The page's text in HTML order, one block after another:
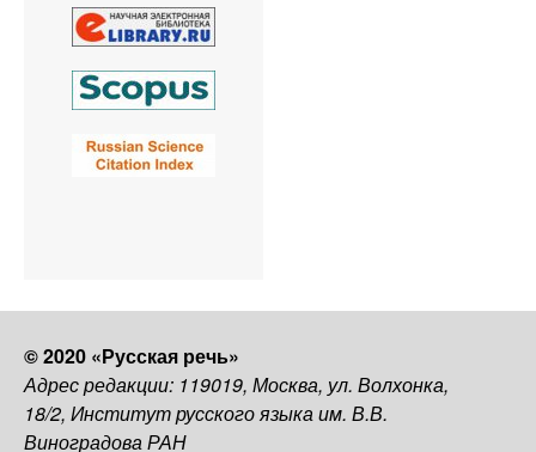
© 2020 «Русская речь»
Адрес редакции: 119019, Москва, ул. Волхонка,
18/2, Институт русского языка им. В.В.
Виноградова РАН